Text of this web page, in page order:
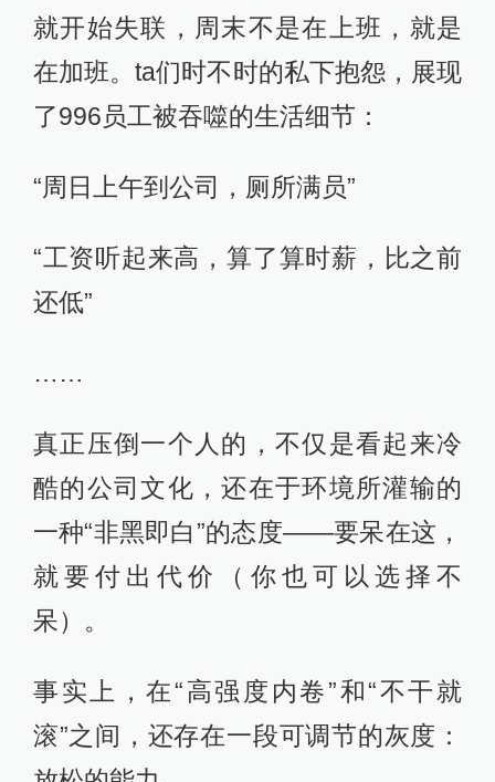
就开始失联，周末不是在上班，就是
在加班。ta们时不时的私下抱怨，展现
了996员工被吞噬的生活细节：
“周日上午到公司，厕所满员”
“工资听起来高，算了算时薪，比之前
还低”
……
真正压倒一个人的，不仅是看起来冷
酷的公司文化，还在于环境所灌输的
一种“非黑即白”的态度——要呆在这，
就要付出代价（你也可以选择不
呆）。
事实上，在“高强度内卷”和“不干就
滚”之间，还存在一段可调节的灰度：